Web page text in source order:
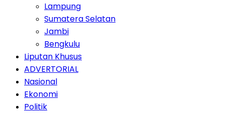
Lampung
Sumatera Selatan
Jambi
Bengkulu
Liputan Khusus
ADVERTORIAL
Nasional
Ekonomi
Politik